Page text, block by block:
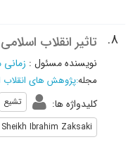
8. تاثیر انقلاب
نویسنده مسئول :
مجله:پژوهش های انقلاب
کلیدواژه ها: تشیع
Sheikh Ibrahim Zaksaki